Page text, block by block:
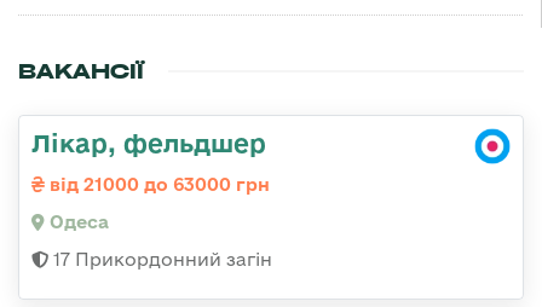
ВАКАНСІЇ
Лікар, фельдшер
від 21000 до 63000 грн
Одеса
17 Прикордонний загін